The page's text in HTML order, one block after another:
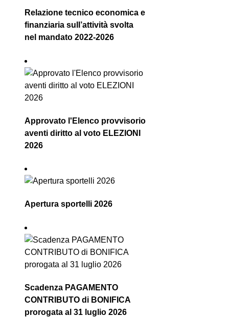
Relazione tecnico economica e
finanziaria sull’attività svolta
nel mandato 2022-2026
Approvato l'Elenco provvisorio
aventi diritto al voto ELEZIONI
2026
Apertura sportelli 2026
Scadenza PAGAMENTO
CONTRIBUTO di BONIFICA
prorogata al 31 luglio 2026